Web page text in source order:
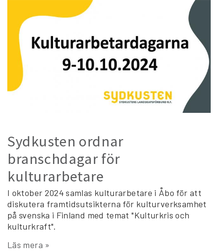
Sydkusten ordnar
branschdagar för
kulturarbetare
I oktober 2024 samlas kulturarbetare i Åbo för att
diskutera framtidsutsikterna för kulturverksamhet
på svenska i Finland med temat "Kulturkris och
kulturkraft".
Läs mera »